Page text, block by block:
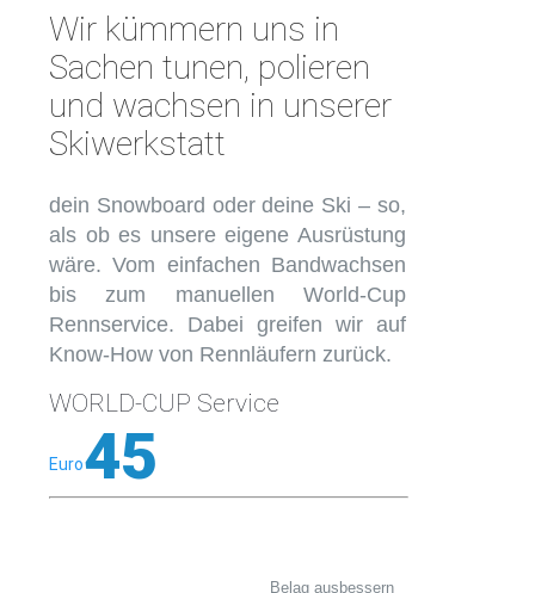
Wir kümmern uns in
Sachen tunen, polieren
und wachsen in unserer
Skiwerkstatt
dein Snowboard oder deine Ski – so,
als ob es unsere eigene Ausrüstung
wäre. Vom einfachen Bandwachsen
bis zum manuellen World-Cup
Rennservice. Dabei greifen wir auf
Know-How von Rennläufern zurück.
WORLD-CUP Service
Euro45
Belag ausbessern